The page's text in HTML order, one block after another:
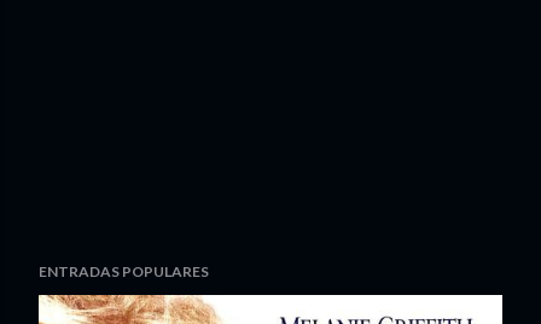
ENTRADAS POPULARES